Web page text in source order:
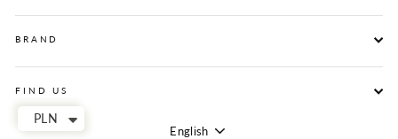
BRAND
FIND US
English
PLN